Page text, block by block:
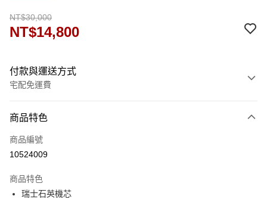
NT$30,000
NT$14,800
付款與運送方式
宅配免運費
信用卡一次付款
運送方式
宅配
免運費
商品特色
商品編號
10524009
商品特色
瑞士石英機芯